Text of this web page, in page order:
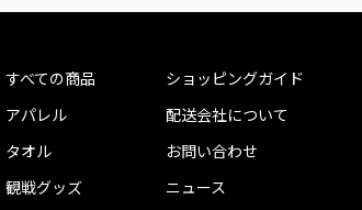
すべての商品
アパレル
タオル
観戦グッズ
ショッピングガイド
配送会社について
お問い合わせ
ニュース